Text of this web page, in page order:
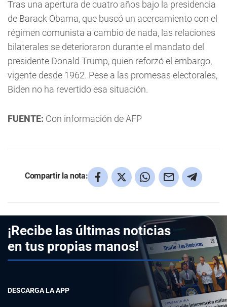
Tras una apertura de cuatro años bajo la presidencia
de Barack Obama, que buscó un acercamiento con el
régimen comunista a cambio de nada, las relaciones
bilaterales se deterioraron durante el mandato del
presidente Donald Trump, quien reforzó el embargo,
vigente desde 1962. Pese a las promesas electorales,
Biden no ha revertido esa situación.
FUENTE: Con información de AFP
Compartir la nota:
¡Recibe las últimas noticias
en tus propias manos!
DESCARGA LA APP